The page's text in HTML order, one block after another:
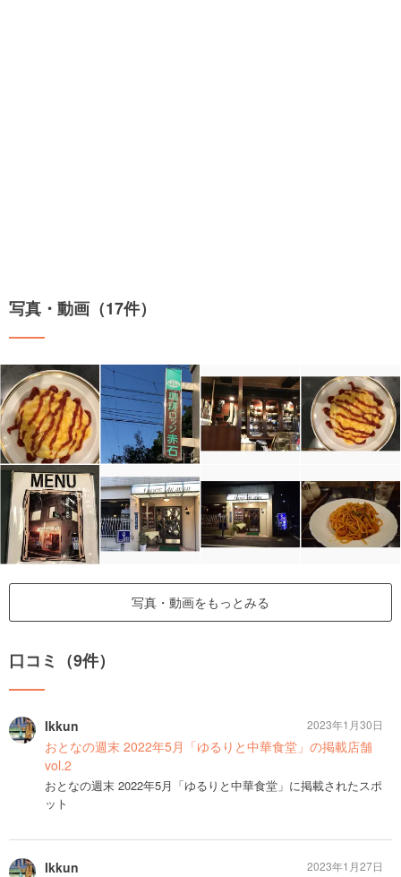
写真・動画（17件）
写真・動画をもっとみる
口コミ（9件）
Ikkun
おとなの週末 2022年5月「ゆるりと中華食堂」の掲載店舗
vol.2
おとなの週末 2022年5月「ゆるりと中華食堂」に掲載されたスポ
ット
2023年1月30日
Ikkun
2023年1月27日